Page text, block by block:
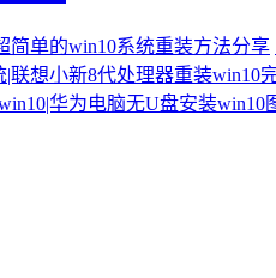
简单的win10系统重装方法分享
联想小新8代处理器重装win10
华为电脑无U盘安装win10